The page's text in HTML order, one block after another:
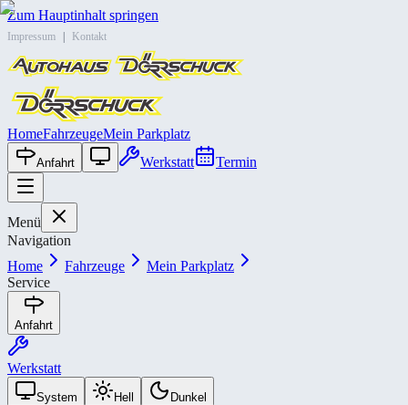
Zum Hauptinhalt springen
Impressum Kontakt
HomeFahrzeugeMein Parkplatz
Anfahrt Werkstatt Termin
Menü
Navigation
Home
Fahrzeuge
Mein Parkplatz
Service
Anfahrt
Werkstatt
System Hell Dunkel